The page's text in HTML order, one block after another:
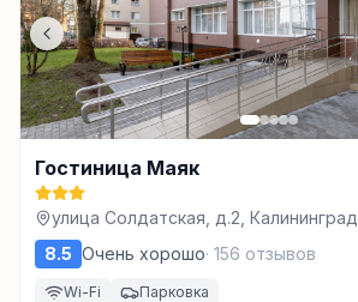
Гостиница Маяк
улица Солдатская, д.2, Калининград
8.5 Очень хорошо· 156 отзывов
Wi-Fi Парковка